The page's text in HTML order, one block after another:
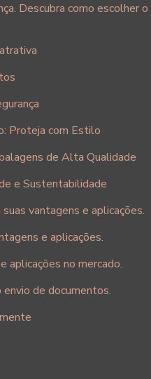
Descubra como escolher o
Proteja com Estilo
de Alta Qualidade
e Sustentabilidade
vantagens e aplicações.
e aplicações.
aplicações no mercado.
de documentos.